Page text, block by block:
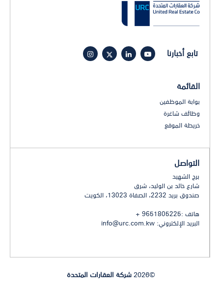
تابع أخبارنا
القائمة
بوابة الموظفين
وظائف شاغرة
خريطة الموقع
التواصل
برج الشهيد
شارع خالد بن الوليد، شرق
صندوق بريد 2232، الصفاة 13023، الكويت
هاتف :9651805225 +
البريد الإلكتروني: info@urc.com.kw
©2026
شركة العقارات المتحدة